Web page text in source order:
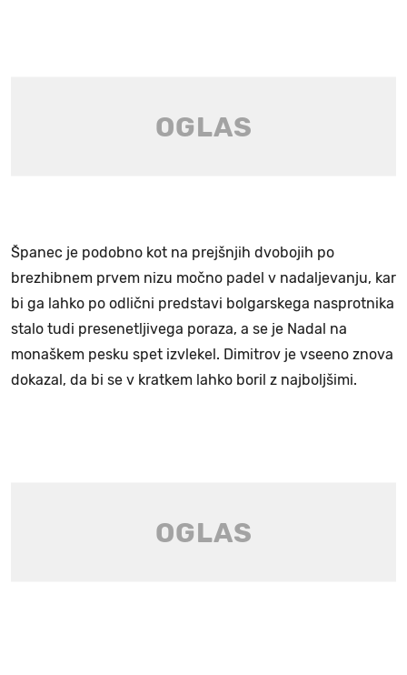
Španec je podobno kot na prejšnjih dvobojih po
brezhibnem prvem nizu močno padel v nadaljevanju, kar
bi ga lahko po odlični predstavi bolgarskega nasprotnika
stalo tudi presenetljivega poraza, a se je Nadal na
monaškem pesku spet izvlekel. Dimitrov je vseeno znova
dokazal, da bi se v kratkem lahko boril z najboljšimi.